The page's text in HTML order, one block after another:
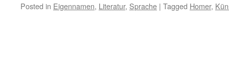
Posted in Eigennamen, Literatur, Sprache | Tagged Homer,